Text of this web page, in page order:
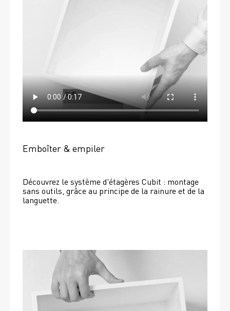
Emboîter & empiler
Découvrez le système d'étagères Cubit : montage
sans outils, grâce au principe de la rainure et de la
languette.